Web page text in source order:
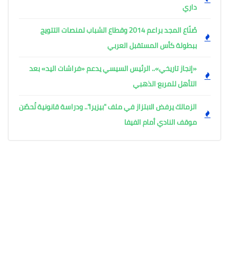
داري
صُنّاع المجد براعم 2014 وقطاع الشباب لمنصات التتويج
ببطولة كأس المستقبل العربي
«إنجاز تاريخي».. الرئيس السيسي يدعم «فراشات اليد» بعد
التأهل للمربع الذهبي
الزمالك يرفض الابتزاز في ملف "بيزيرا".. ودراسة قانونية تُحصّن
موقف النادي أمام الفيفا